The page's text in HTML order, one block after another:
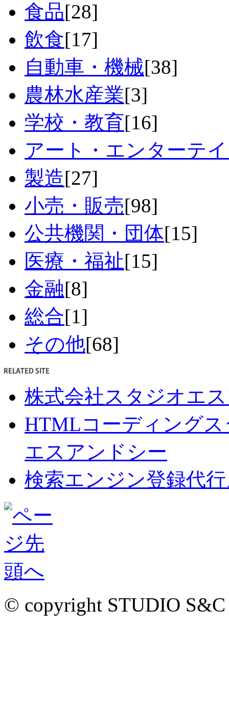
食品[28]
飲食[17]
自動車・機械[38]
農林水産業[3]
学校・教育[16]
アート・エンターテ
製造[27]
小売・販売[98]
公共機関・団体[15]
医療・福祉[15]
金融[8]
総合[1]
その他[68]
株式会社スタジオエ
HTMLコーディング
エスアンドシー
検索エンジン登録代
© copyright STUDIO S&C